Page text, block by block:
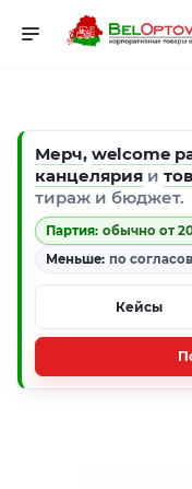
Мерч, welcome
канцелярия и
тираж и бюджет.
Партия: обычно от
Меньше: по
Кейсы